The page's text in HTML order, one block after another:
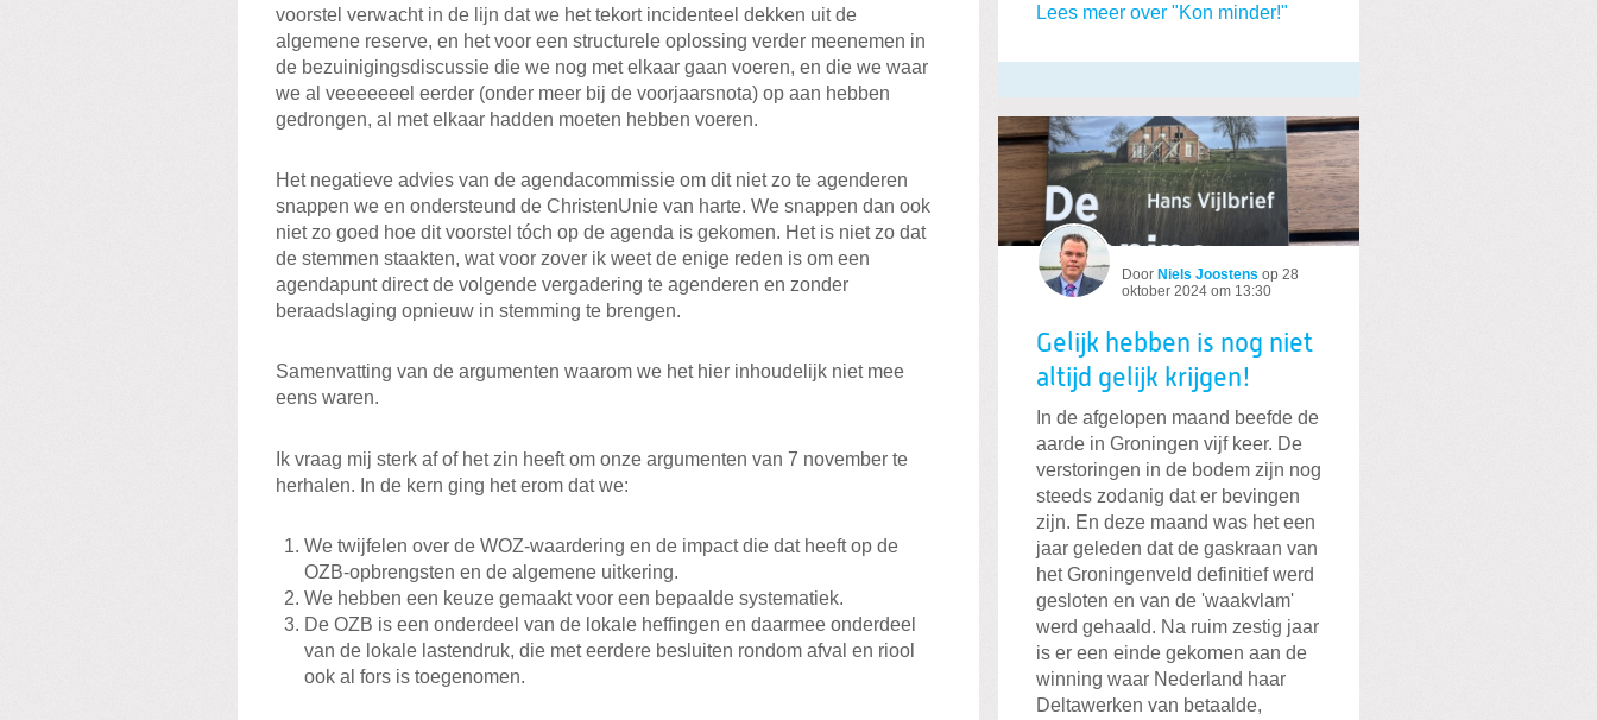
voorstel verwacht in de lijn dat we het tekort incidenteel dekken uit de
algemene reserve, en het voor een structurele oplossing verder meenemen in
de bezuinigingsdiscussie die we nog met elkaar gaan voeren, en die we waar
we al veeeeeeel eerder (onder meer bij de voorjaarsnota) op aan hebben
gedrongen, al met elkaar hadden moeten hebben voeren.
Het negatieve advies van de agendacommissie om dit niet zo te agenderen
snappen we en ondersteund de ChristenUnie van harte. We snappen dan ook
niet zo goed hoe dit voorstel tóch op de agenda is gekomen. Het is niet zo dat
de stemmen staakten, wat voor zover ik weet de enige reden is om een
agendapunt direct de volgende vergadering te agenderen en zonder
beraadslaging opnieuw in stemming te brengen.
Samenvatting van de argumenten waarom we het hier inhoudelijk niet mee
eens waren.
Ik vraag mij sterk af of het zin heeft om onze argumenten van 7 november te
herhalen. In de kern ging het erom dat we:
We twijfelen over de WOZ-waardering en de impact die dat heeft op de
OZB-opbrengsten en de algemene uitkering.
We hebben een keuze gemaakt voor een bepaalde systematiek.
De OZB is een onderdeel van de lokale heffingen en daarmee onderdeel
van de lokale lastendruk, die met eerdere besluiten rondom afval en riool
ook al fors is toegenomen.
Lees meer over "Kon minder!"
Door Niels Joostens op 28
oktober 2024 om 13:30
Gelijk hebben is nog niet
altijd gelijk krijgen!
In de afgelopen maand beefde de
aarde in Groningen vijf keer. De
verstoringen in de bodem zijn nog
steeds zodanig dat er bevingen
zijn. En deze maand was het een
jaar geleden dat de gaskraan van
het Groningenveld definitief werd
gesloten en van de 'waakvlam'
werd gehaald. Na ruim zestig jaar
is er een einde gekomen aan de
winning waar Nederland haar
Deltawerken van betaalde,